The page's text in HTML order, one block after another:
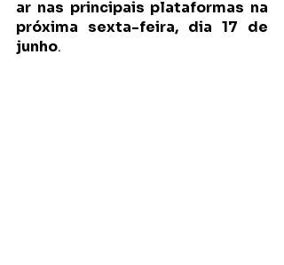
ar nas principais plataformas na
próxima sexta-feira, dia 17 de
junho.